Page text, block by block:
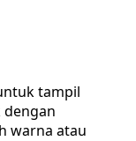
tampil
warna atau